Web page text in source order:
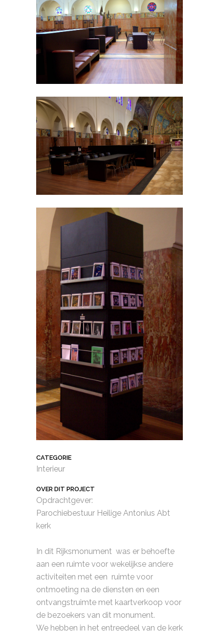
CATEGORIE
Interieur
OVER DIT PROJECT
Opdrachtgever:
Parochiebestuur Heilige Antonius Abt
kerk
In dit Rijksmonument was er behoefte
aan een ruimte voor wekelijkse andere
activiteiten met een ruimte voor
ontmoeting na de diensten en een
ontvangstruimte met kaartverkoop voor
de bezoekers van dit monument.
We hebben in het entreedeel van de kerk